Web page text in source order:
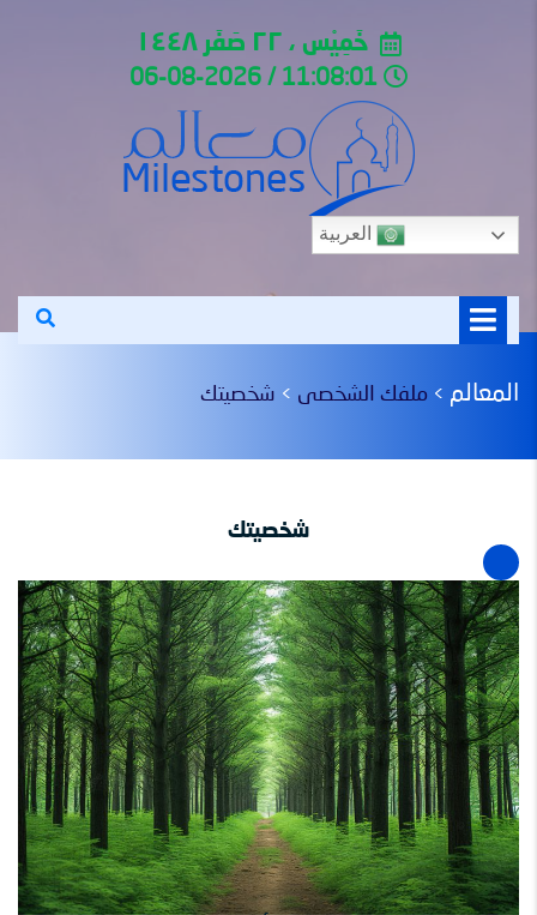
خَمِيْس ، ٢٢ صَفَر ١٤٤٨
العربية
المعالم > ملفك الشخصى > شخصيتك
شخصيتك